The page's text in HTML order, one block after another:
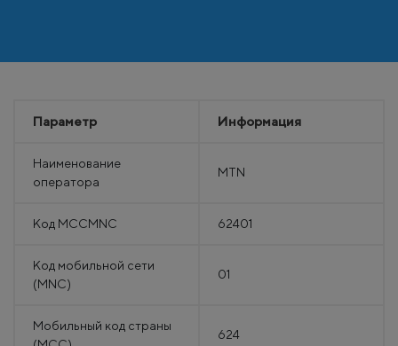
Параметр Информация
Наименование
оператора
MTN
Код MCCMNC 62401
Код мобильной сети
(MNC)
01
Мобильный код страны
624